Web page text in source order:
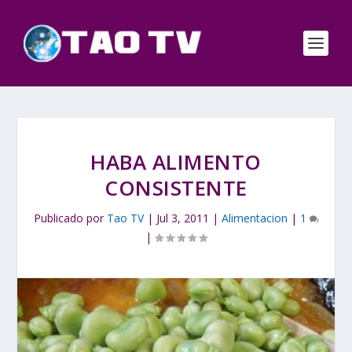
HABA ALIMENTO
CONSISTENTE
Publicado por Tao TV| Jul 3, 2011 | Alimentacion | 1
|